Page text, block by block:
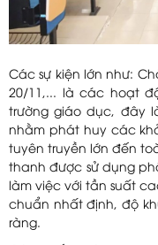
Các sự kiện lớn như:
20/11,... là các hoạt
trường giáo dục, đây
nhằm phát huy các
tuyên truyền lớn đến
thanh được sử dụng
làm việc với tần suất
chuẩn nhất định, độ
ràng.